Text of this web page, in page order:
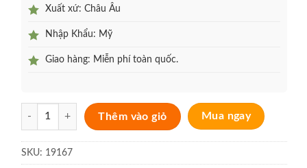
Xuất xứ: Châu Âu
Nhập Khẩu: Mỹ
Giao hàng: Miễn phí toàn quốc.
Gel làm se khít âm đạo Libi Max for Woman 150ml từ Châu Âu số
Thêm vào giỏ Mua ngay
SKU: 19167